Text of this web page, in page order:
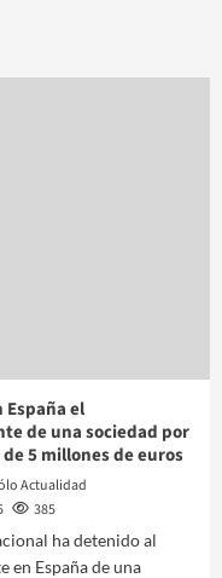
el
de una sociedad por
5 millones de euros
Actualidad
385
ha detenido al
en España de una